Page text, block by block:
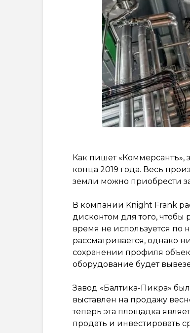
Как пишет «Коммерсантъ»,
конца 2019 года. Весь
земли можно приобрести
В компании Knight Frank
дисконтом для того, чтобы
время не используется по
рассматривается, однако
сохранении профиля
оборудование будет
Завод «Балтика-Пикра»
выставлен на продажу
теперь эта площадка
продать и инвестировать